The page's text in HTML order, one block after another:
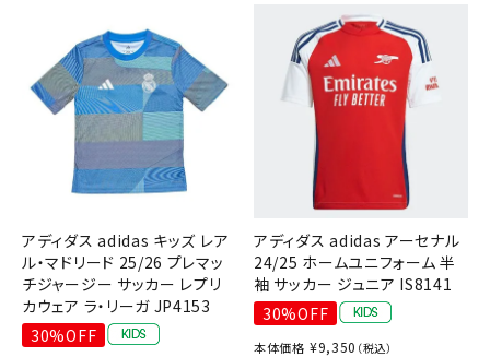
アディダス adidas キッズ レア
ル・マドリード 25/26 プレマッ
チジャージー サッカー レプリ
カウェア ラ・リーガ JP4153
30%OFF
アディダス adidas アーセナル
24/25 ホームユニフォーム 半
袖 サッカー ジュニア IS8141
30%OFF
本体価格 ¥9,350 （税込）